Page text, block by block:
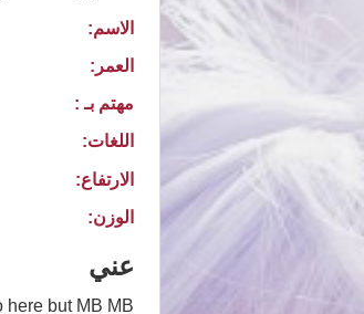
الاسم:
العمر:
مهتم بـ :
اللغات:
الارتفاع:
الوزن:
عني
here but MB MB